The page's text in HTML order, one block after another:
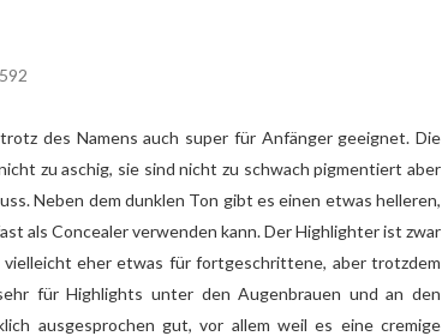
des Namens auch super für Anfänger geeignet. Die
zu aschig, sie sind nicht zu schwach pigmentiert aber
Neben dem dunklen Ton gibt es einen etwas helleren,
als Concealer verwenden kann. Der Highlighter ist zwar
eher etwas für fortgeschrittene, aber trotzdem
für Highlights unter den Augenbrauen und an den
ausgesprochen gut, vor allem weil es eine cremige